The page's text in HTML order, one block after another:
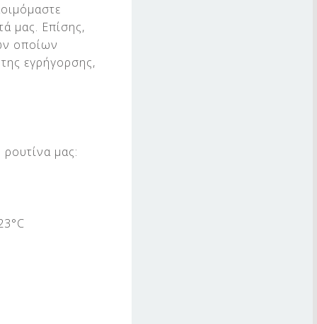
μας. Επίσης,
οποίων
εγρήγορσης,
μας: